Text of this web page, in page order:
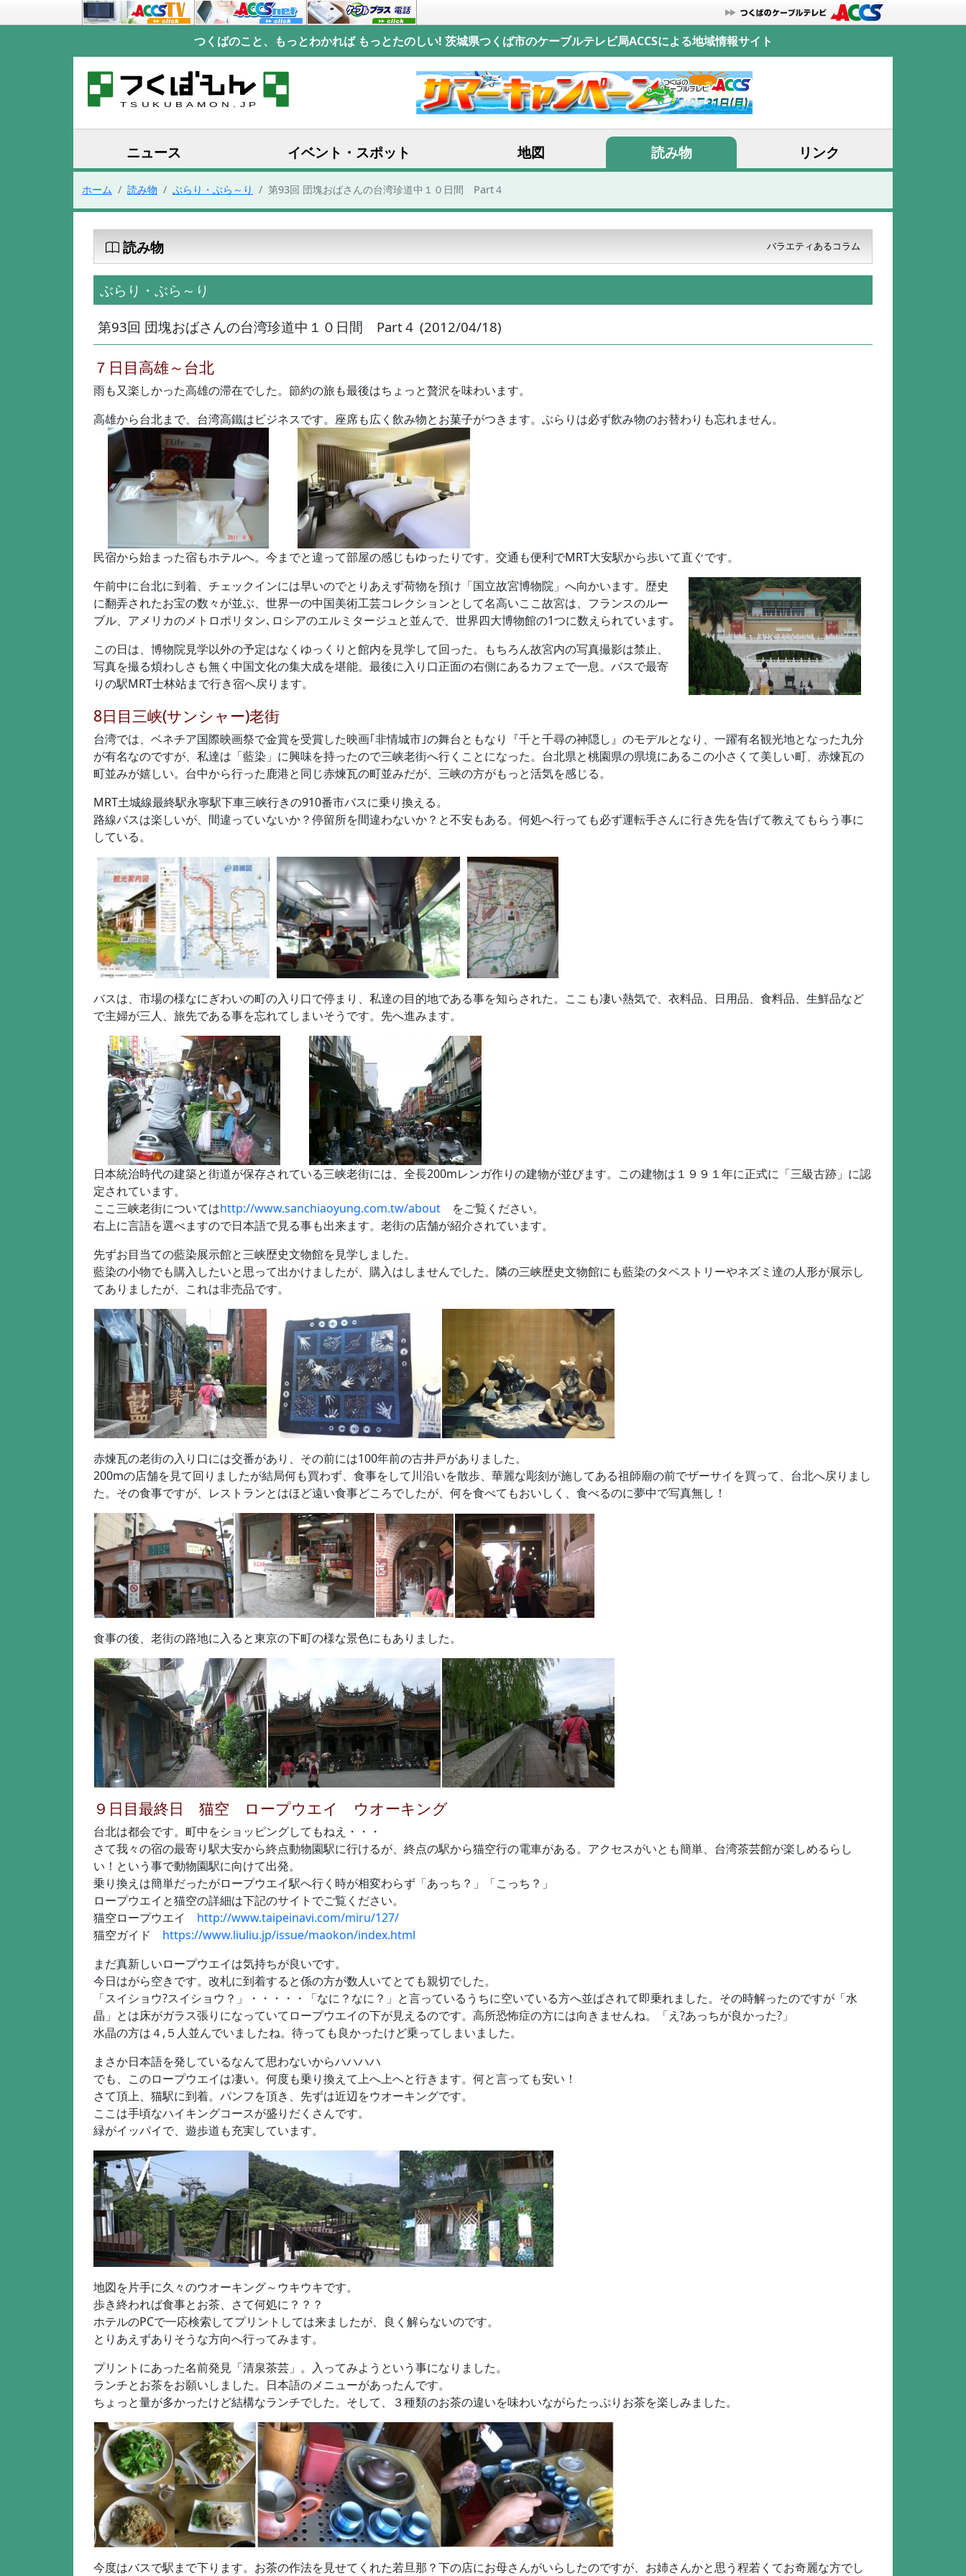
つくばのこと、もっとわかれば もっとたのしい! 茨城県つくば市のケーブルテレビ局ACCSによる地域情報サイト
ニュース イベント・スポット 地図 読み物 リンク
ホーム 読み物 ぶらり・ぶら～り 第93回 団塊おばさんの台湾珍道中１０日間 Part４
読み物 バラエティあるコラム
ぶらり・ぶら～り
第93回 団塊おばさんの台湾珍道中１０日間 Part４ (2012/04/18)
７日目高雄～台北
雨も又楽しかった高雄の滞在でした。節約の旅も最後はちょっと贅沢を味わいます。
高雄から台北まで、台湾高鐵はビジネスです。座席も広く飲み物とお菓子がつきます。ぶらりは必ず飲み物のお替わりも忘れません。
民宿から始まった宿もホテルへ。今までと違って部屋の感じもゆったりです。交通も便利でMRT大安駅から歩いて直ぐです。
午前中に台北に到着、チェックインには早いのでとりあえず荷物を預け「国立故宮博物院」へ向かいます。歴史
に翻弄されたお宝の数々が並ぶ、世界一の中国美術工芸コレクションとして名高いここ故宮は、フランスのルー
ブル、アメリカのメトロポリタン､ロシアのエルミタージュと並んで、世界四大博物館の1つに数えられています｡
この日は、博物院見学以外の予定はなくゆっくりと館内を見学して回った。もちろん故宮内の写真撮影は禁止、
写真を撮る煩わしさも無く中国文化の集大成を堪能。最後に入り口正面の右側にあるカフェで一息。バスで最寄
りの駅MRT士林站まで行き宿へ戻ります。
8日目三峡(サンシャー)老街
台湾では、ベネチア国際映画祭で金賞を受賞した映画｢非情城市｣の舞台ともなり『千と千尋の神隠し』のモデルとなり、一躍有名観光地となった九分
が有名なのですが、私達は「藍染」に興味を持ったので三峡老街へ行くことになった。台北県と桃園県の県境にあるこの小さくて美しい町、赤煉瓦の
町並みが嬉しい。台中から行った鹿港と同じ赤煉瓦の町並みだが、三峡の方がもっと活気を感じる。
MRT土城線最終駅永寧駅下車三峡行きの910番市バスに乗り換える。
路線バスは楽しいが、間違っていないか？停留所を間違わないか？と不安もある。何処へ行っても必ず運転手さんに行き先を告げて教えてもらう事に
している。
バスは、市場の様なにぎわいの町の入り口で停まり、私達の目的地である事を知らされた。ここも凄い熱気で、衣料品、日用品、食料品、生鮮品など
で主婦が三人、旅先である事を忘れてしまいそうです。先へ進みます。
日本統治時代の建築と街道が保存されている三峡老街には、全長200mレンガ作りの建物が並びます。この建物は１９９１年に正式に「三級古跡」に認
定されています。
ここ三峡老街についてはhttp://www.sanchiaoyung.com.tw/about をご覧ください。
右上に言語を選べますので日本語で見る事も出来ます。老街の店舗が紹介されています。
先ずお目当ての藍染展示館と三峡歴史文物館を見学しました。
藍染の小物でも購入したいと思って出かけましたが、購入はしませんでした。隣の三峡歴史文物館にも藍染のタペストリーやネズミ達の人形が展示し
てありましたが、これは非売品です。
赤煉瓦の老街の入り口には交番があり、その前には100年前の古井戸がありました。
200mの店舗を見て回りましたが結局何も買わず、食事をして川沿いを散歩、華麗な彫刻が施してある祖師廟の前でザーサイを買って、台北へ戻りまし
た。その食事ですが、レストランとはほど遠い食事どころでしたが、何を食べてもおいしく、食べるのに夢中で写真無し！
食事の後、老街の路地に入ると東京の下町の様な景色にもありました。
９日目最終日 猫空 ロープウエイ ウオーキング
台北は都会です。町中をショッピングしてもねえ・・・
さて我々の宿の最寄り駅大安から終点動物園駅に行けるが、終点の駅から猫空行の電車がある。アクセスがいとも簡単、台湾茶芸館が楽しめるらし
い！という事で動物園駅に向けて出発。
乗り換えは簡単だったがロープウエイ駅へ行く時が相変わらず「あっち？」「こっち？」
ロープウエイと猫空の詳細は下記のサイトでご覧ください。
猫空ロープウエイ http://www.taipeinavi.com/miru/127/
猫空ガイド https://www.liuliu.jp/issue/maokon/index.html
まだ真新しいロープウエイは気持ちが良いです。
今日はがら空きです。改札に到着すると係の方が数人いてとても親切でした。
「スイショウ?スイショウ？」・・・・・「なに？なに？」と言っているうちに空いている方へ並ばされて即乗れました。その時解ったのですが「水
晶」とは床がガラス張りになっていてロープウエイの下が見えるのです。高所恐怖症の方には向きませんね。「え?あっちが良かった?」
水晶の方は４,５人並んでいましたね。待っても良かったけど乗ってしまいました。
まさか日本語を発しているなんて思わないからハハハハ
でも、このロープウエイは凄い。何度も乗り換えて上へ上へと行きます。何と言っても安い！
さて頂上、猫駅に到着。パンフを頂き、先ずは近辺をウオーキングです。
ここは手頃なハイキングコースが盛りだくさんです。
緑がイッパイで、遊歩道も充実しています。
地図を片手に久々のウオーキング～ウキウキです。
歩き終われば食事とお茶、さて何処に？？？
ホテルのPCで一応検索してプリントしては来ましたが、良く解らないのです。
とりあえずありそうな方向へ行ってみます。
プリントにあった名前発見「清泉茶芸」。入ってみようという事になりました。
ランチとお茶をお願いしました。日本語のメニューがあったんです。
ちょっと量が多かったけど結構なランチでした。そして、３種類のお茶の違いを味わいながらたっぷりお茶を楽しみました。
今度はバスで駅まで下ります。お茶の作法を見せてくれた若旦那？下の店にお母さんがいらしたのですが、お姉さんかと思う程若くてお奇麗な方でし